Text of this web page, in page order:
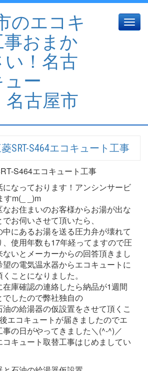
Toggle
SRT-S464エコキュート工事
S464エコキュート工事
なっております！アンシンサービ
すm(_ _)m
なお住まいのお客様からお湯が出な
お伺いさせて頂いたら、
にあるお湯を送る圧力弁が壊れて
使用年数も17年経ってますので圧
いとメーカーからの回答頂きまし
の電気温水器からエコキュートに
ことになりました。
庫確認の連絡したら納品が1週間
したので弊社独自の
の給湯器の仮設置をさせて頂くこ
エコキュートが届きましたのでエ
の日がやってきました＼(^-^)／
キュート取替工事はじめましてい